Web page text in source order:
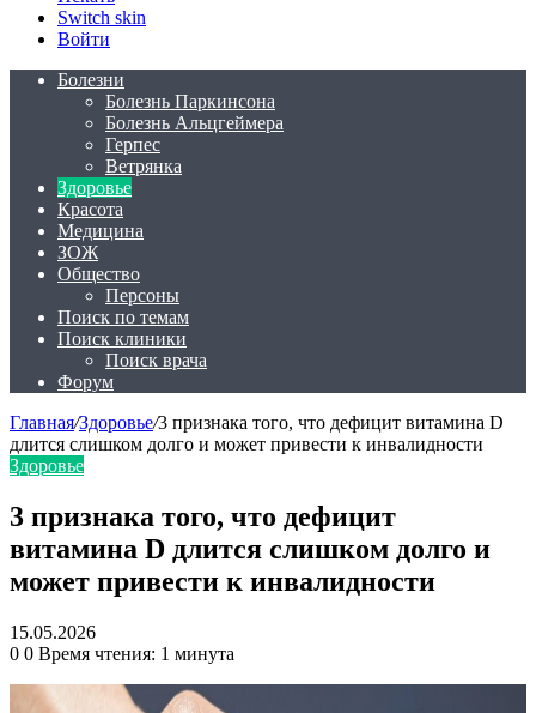
Switch skin
Войти
Болезни
Болезнь Паркинсона
Болезнь Альцгеймера
Герпес
Ветрянка
Здоровье
Красота
Медицина
ЗОЖ
Общество
Персоны
Поиск по темам
Поиск клиники
Поиск врача
Форум
Главная/Здоровье/3 признака того, что дефицит витамина D
длится слишком долго и может привести к инвалидности
Здоровье
3 признака того, что дефицит
витамина D длится слишком долго и
может привести к инвалидности
15.05.2026
0 0 Время чтения: 1 минута